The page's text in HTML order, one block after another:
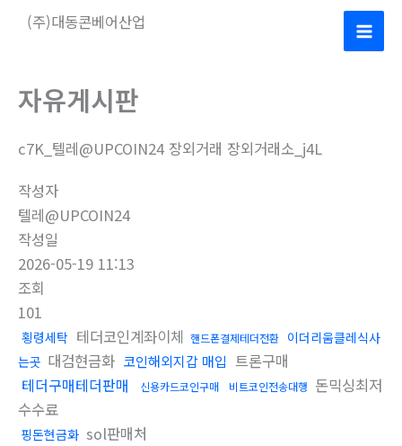
(주)대동콘베어산업
Main
자유게시판
c7K_텔레@UPCOIN24 장외거래 장외거래소_j4L
작성자
텔레@UPCOIN24
작성일
2026-05-19 11:13
조회
101
횡령세탁 테더코인계좌이체 핸드폰결제테더전환 이더리움클레식사
는곳 대검현금화 코인해외지갑 매입 트론구매
테더구매테더판매
신용카드코인구매 비트코인전송대행 돈믹싱최저
수수료
핑돈현금화 sol판매처